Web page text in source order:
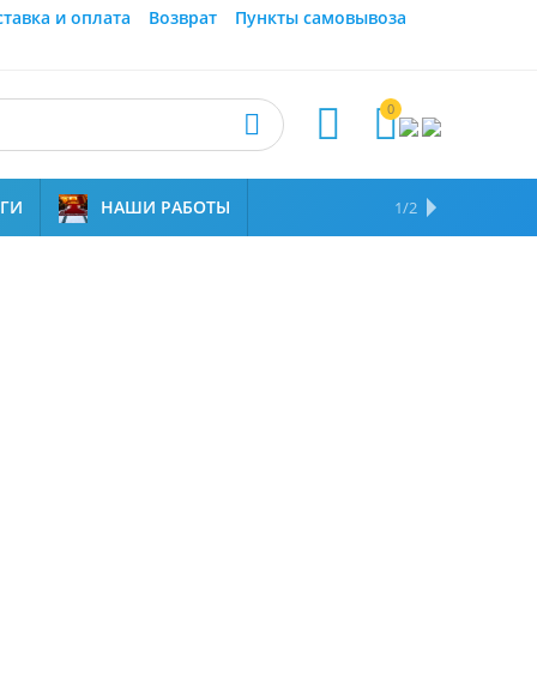
и оплата Возврат
Пункты самовывоза
0



НАШИ РАБОТЫ НАМ ДОВЕРЯЮТ
1/2